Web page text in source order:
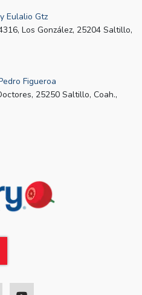
Eulalio Gtz
Los González, 25204 Saltillo,
Figueroa
25250 Saltillo, Coah.,